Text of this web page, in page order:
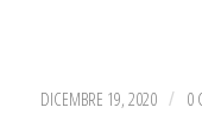
DICEMBRE 19, 2020 / 0